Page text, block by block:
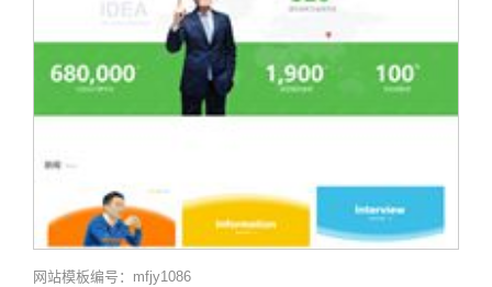
网站模板编号：mfjy1086